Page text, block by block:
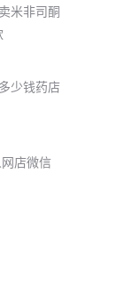
米非司酮
少钱药店
店微信